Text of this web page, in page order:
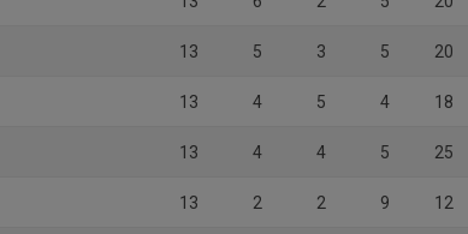
13 5 3 5 20
13 4 5 4 18
13 4 4 5 25
13 2 2 9 12